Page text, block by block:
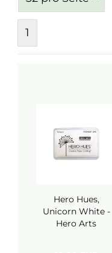
1
Hero Hues,
Unicorn White -
Hero Arts